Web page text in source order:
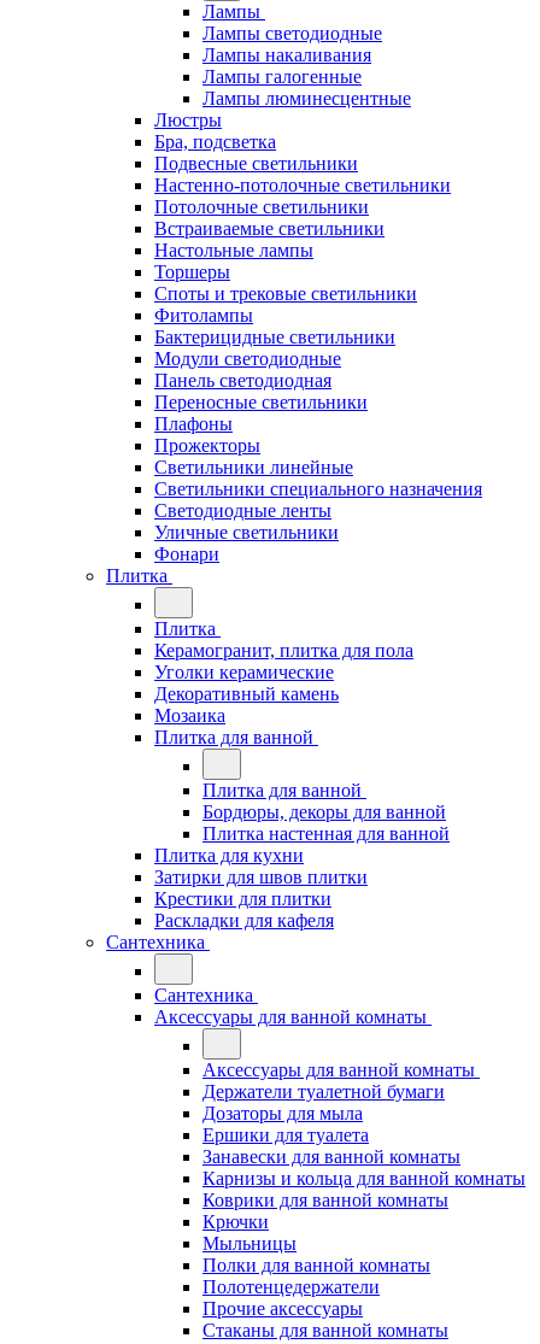
Лампы
Лампы светодиодные
Лампы накаливания
Лампы галогенные
Лампы люминесцентные
Люстры
Бра, подсветка
Подвесные светильники
Настенно-потолочные светильники
Потолочные светильники
Встраиваемые светильники
Настольные лампы
Торшеры
Споты и трековые светильники
Фитолампы
Бактерицидные светильники
Модули светодиодные
Панель светодиодная
Переносные светильники
Плафоны
Прожекторы
Светильники линейные
Светильники специального назначения
Светодиодные ленты
Уличные светильники
Фонари
Плитка
Плитка
Керамогранит, плитка для пола
Уголки керамические
Декоративный камень
Мозаика
Плитка для ванной
Плитка для ванной
Бордюры, декоры для ванной
Плитка настенная для ванной
Плитка для кухни
Затирки для швов плитки
Крестики для плитки
Раскладки для кафеля
Сантехника
Сантехника
Аксессуары для ванной комнаты
Аксессуары для ванной комнаты
Держатели туалетной бумаги
Дозаторы для мыла
Ершики для туалета
Занавески для ванной комнаты
Карнизы и кольца для ванной комнаты
Коврики для ванной комнаты
Крючки
Мыльницы
Полки для ванной комнаты
Полотенцедержатели
Прочие аксессуары
Стаканы для ванной комнаты